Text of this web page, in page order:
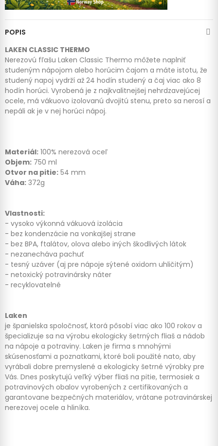
POPIS
LAKEN CLASSIC THERMO
Nerezovú fľašu Laken Classic Thermo môžete naplniť
studeným nápojom alebo horúcim čajom a máte istotu, že
studený napoj vydrží až 24 hodín studený a čaj viac ako 8
hodín horúci. Vyrobená je z najkvalitnejšej nehrdzavejúcej
ocele, má vákuovo izolovanú dvojitú stenu, preto sa nerosí a
nepáli ak je v nej horúci nápoj.
Materiál: 100% nerezová oceľ
Objem: 750 ml
Otvor na pitie: 54 mm
Váha: 372g
Vlastnosti:
- vysoko výkonná vákuová izolácia
- bez kondenzácie na vonkajšej strane
- bez BPA, ftalátov, olova alebo iných škodlivých látok
- nezanecháva pachuť
- tesný uzáver (aj pre nápoje sýtené oxidom uhličitým)
- netoxický potravinársky náter
- recyklovatelné
Laken
je španielska spoločnosť, ktorá pôsobí viac ako 100 rokov a
špecializuje sa na výrobu ekologicky šetrných fliaš a nádob
na nápoje a potraviny. Laken je firma s mnohými
skúsenosťami a poznatkami, ktoré boli použité nato, aby
vyrábali dobre premyslené a ekologicky šetrné výrobky pre
Vás. Dnes poskytujú veľký výber fliaš na pitie, termosiek a
potravinových obalov vyrobených z certifikovaných a
garantovane bezpečných materiálov, vrátane potravinárskej
nerezovej ocele a hliníka.